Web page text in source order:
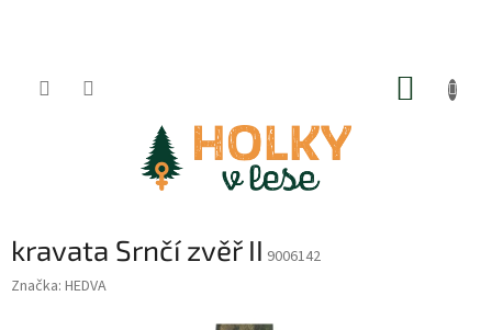
kravata Srnčí zvěř II 9006142
Značka: HEDVA